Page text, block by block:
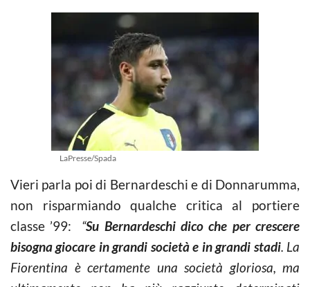
LaPresse/Spada
Vieri parla poi di Bernardeschi e di Donnarumma,
non risparmiando qualche critica al portiere
classe ’99: “Su Bernardeschi dico che per crescere
bisogna giocare in grandi società e in grandi stadi. La
Fiorentina è certamente una società gloriosa, ma